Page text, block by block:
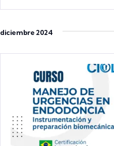
diciembre 2024